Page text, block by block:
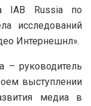
IAB Russia по
исследований
Интернешнл».
– руководитель
выступлении
медиа в